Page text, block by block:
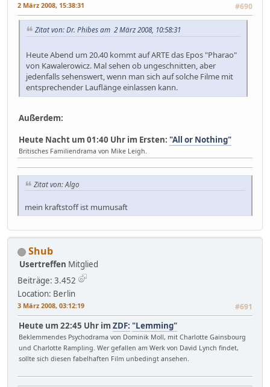
2 März 2008, 15:38:31 #690
Zitat von: Dr. Phibes am 2 März 2008, 10:58:31
Heute Abend um 20.40 kommt auf ARTE das Epos "Pharao"
von Kawalerowicz. Mal sehen ob ungeschnitten, aber
jedenfalls sehenswert, wenn man sich auf solche Filme mit
entsprechender Lauflänge einlassen kann.
Außerdem:
Heute Nacht um 01:40 Uhr im Ersten: "All or Nothing"
Britisches Familiendrama von Mike Leigh.
Zitat von: Algo
mein kraftstoff ist mumusaft
Shub
Usertreffen Mitglied
Beiträge: 3.452
Location: Berlin
3 März 2008, 03:12:19 #691
Heute um 22:45 Uhr im ZDF: "Lemming"
Beklemmendes Psychodrama von Dominik Moll, mit Charlotte Gainsbourg
und Charlotte Rampling. Wer gefallen am Werk von David Lynch findet,
sollte sich diesen fabelhaften Film unbedingt ansehen.